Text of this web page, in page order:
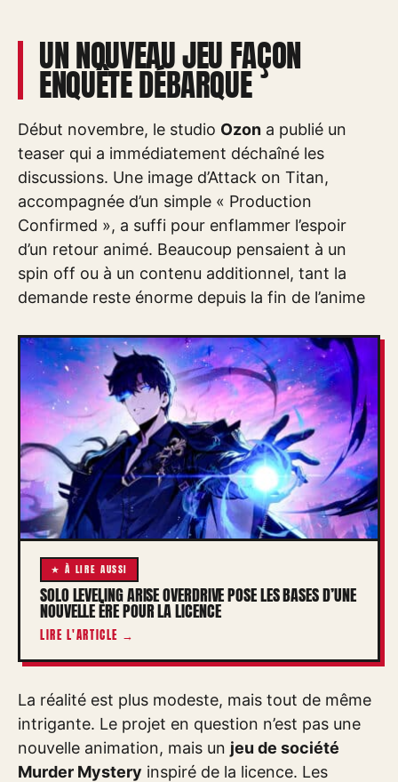
UN NOUVEAU JEU FAÇON
ENQUÊTE DÉBARQUE
Début novembre, le studio Ozon a publié un
teaser qui a immédiatement déchaîné les
discussions. Une image d’Attack on Titan,
accompagnée d’un simple « Production
Confirmed », a suffi pour enflammer l’espoir
d’un retour animé. Beaucoup pensaient à un
spin off ou à un contenu additionnel, tant la
demande reste énorme depuis la fin de l’anime
★ À LIRE AUSSI
SOLO LEVELING ARISE OVERDRIVE POSE LES BASES D’UNE
NOUVELLE ÈRE POUR LA LICENCE
LIRE L'ARTICLE →
La réalité est plus modeste, mais tout de même
intrigante. Le projet en question n’est pas une
nouvelle animation, mais un jeu de société
Murder Mystery inspiré de la licence. Les